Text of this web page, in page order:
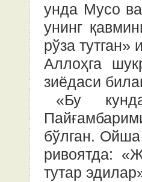
унда Мусо
унинг
рўза
Аллоҳга
зиёдаси
«Бу
бўлган. Ойша
ривоятда:
тутар